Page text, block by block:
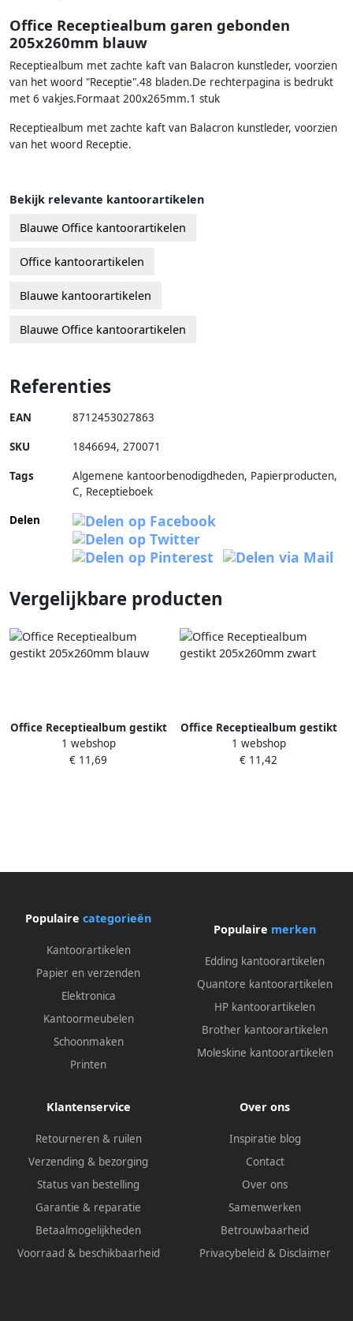
Office Receptiealbum garen gebonden
205x260mm blauw
Receptiealbum met zachte kaft van Balacron kunstleder, voorzien
van het woord "Receptie".48 bladen.De rechterpagina is bedrukt
met 6 vakjes.Formaat 200x265mm.1 stuk
Receptiealbum met zachte kaft van Balacron kunstleder, voorzien
van het woord Receptie.
Bekijk relevante kantoorartikelen
Blauwe Office kantoorartikelen
Office kantoorartikelen
Blauwe kantoorartikelen
Blauwe Office kantoorartikelen
Referenties
EAN 8712453027863
SKU 1846694, 270071
Tags
Algemene kantoorbenodigdheden, Papierproducten,
C, Receptieboek
Delen
Vergelijkbare producten
Office Receptiealbum gestikt
205x260mm blauw
1 webshop
€ 11,69
Office Receptiealbum gestikt
205x260mm zwart
1 webshop
€ 11,42
Populaire categorieën
Kantoorartikelen
Papier en verzenden
Elektronica
Kantoormeubelen
Schoonmaken
Printen
Populaire merken
Edding kantoorartikelen
Quantore kantoorartikelen
HP kantoorartikelen
Brother kantoorartikelen
Moleskine kantoorartikelen
Klantenservice
Retourneren & ruilen
Verzending & bezorging
Status van bestelling
Garantie & reparatie
Betaalmogelijkheden
Voorraad & beschikbaarheid
Over ons
Inspiratie blog
Contact
Over ons
Samenwerken
Betrouwbaarheid
Privacybeleid & Disclaimer